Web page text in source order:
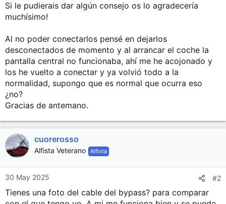
Si le pudierais dar algún consejo os lo agradecería
muchísimo!
Al no poder conectarlos pensé en dejarlos
desconectados de momento y al arrancar el coche la
pantalla central no funcionaba, ahí me he acojonado y
los he vuelto a conectar y ya volvió todo a la
normalidad, supongo que es normal que ocurra eso
¿no?
Gracias de antemano.
cuorerosso
Alfista Veterano Alfista
30 May 2025 #2
Tienes una foto del cable del bypass? para comparar